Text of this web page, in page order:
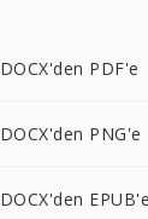
DOCX'den PDF'e
DOCX'den PNG'e
DOCX'den EPUB'e